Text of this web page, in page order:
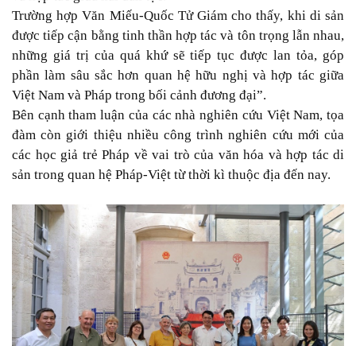
Trường hợp Văn Miếu-Quốc Tử Giám cho thấy, khi di sản
được tiếp cận bằng tinh thần hợp tác và tôn trọng lẫn nhau,
những giá trị của quá khứ sẽ tiếp tục được lan tỏa, góp
phần làm sâu sắc hơn quan hệ hữu nghị và hợp tác giữa
Việt Nam và Pháp trong bối cảnh đương đại”.
Bên cạnh tham luận của các nhà nghiên cứu Việt Nam, tọa
đàm còn giới thiệu nhiều công trình nghiên cứu mới của
các học giả trẻ Pháp về vai trò của văn hóa và hợp tác di
sản trong quan hệ Pháp-Việt từ thời kì thuộc địa đến nay.